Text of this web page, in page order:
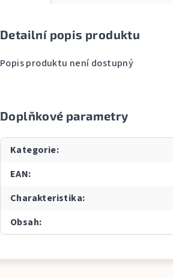
Detailní popis produktu
Popis produktu není dostupný
Doplňkové parametry
Kategorie:
EAN:
Charakteristika:
Obsah: